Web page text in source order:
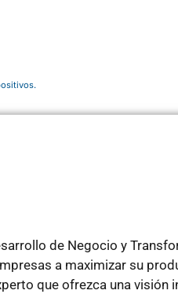
de Negocio y
a maximizar su
que ofrezca una